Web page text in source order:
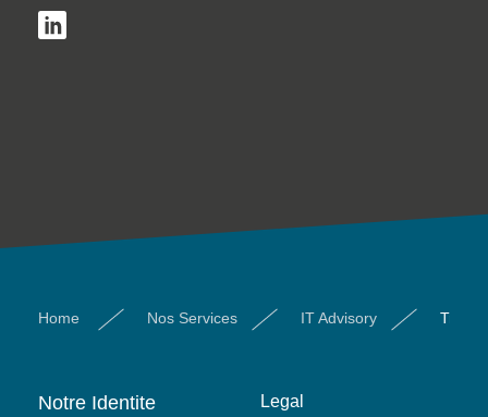
Home Nos Services IT Advisory
Notre Identite
Legal